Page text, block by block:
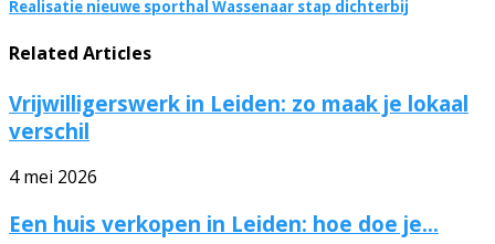
Realisatie nieuwe sporthal Wassenaar stap dichterbij
Related Articles
Vrijwilligerswerk in Leiden: zo maak je lokaal
verschil
4 mei 2026
Een huis verkopen in Leiden: hoe doe je...